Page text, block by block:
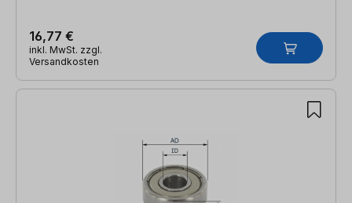
16,77 €
inkl. MwSt. zzgl.
Versandkosten